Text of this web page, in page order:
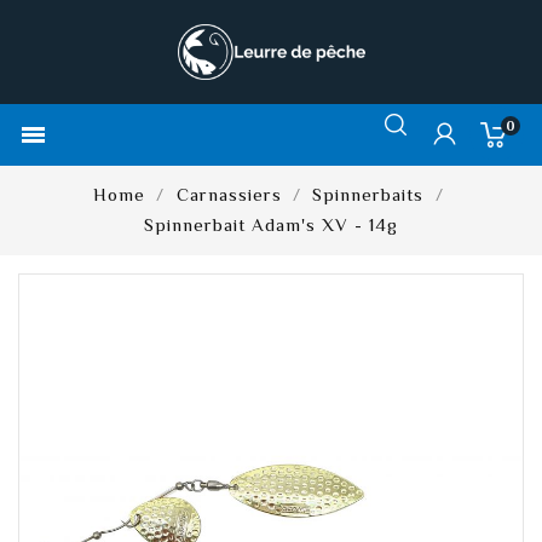
 0
Home Carnassiers
Spinnerbaits
Spinnerbait Adam's XV - 14g